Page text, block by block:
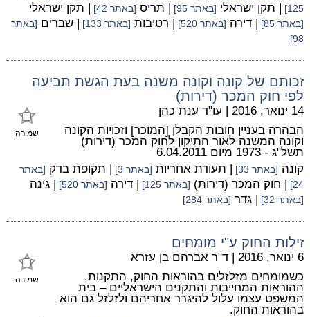
125]
| תקן ישראלי [באתר 95] | תריס [באתר 42] | תקן ישראלי
[באתר 85] | דירה [באתר 520] | רטיבות [באתר 133] | שברים [באתר
98]
זכותם של קונה וקונה משנה בעת הגשת תביעה
לפי חוק המכר (דירות)
שמירה
14 ינואר, 2016 | עו"ד ענת כהן
הבהרה בעניין חובות הקבלן [המוכר] וזכויות הקונה
וקונה המשנה לאור התיקון לחוק המכר (דירות)
תשל"ג - 1973 מיום 6.04.2011
קונה [באתר 33] | תעודת אחריות [באתר 3] | תקופת בדק [באתר
24]
| חוק המכר (דירות) [באתר 125] | דירה [באתר 520] | גינה
[באתר 32] | גדר [באתר 284]
זילות החוק ע"י מומחים
שמירה
6 ינואר, 2016 | ד"ר אברהם בן עזרא
כשמומחים מזלזלים בהוראות החוק, התקנות,
ההוראות המחייבות והתקנים הישראליים – בית
המשפט עצמו עלול להיגרר אחריהם ולזלזל גם הוא
בהוראות החוק.